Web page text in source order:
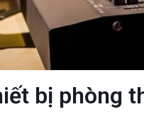
bị phòng